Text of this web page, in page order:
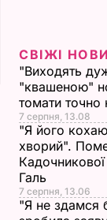
СВІЖІ
"Виходять
"квашеною"
томати
7 серпня, 13.08
"Я його
хворий".
Галь
7 серпня, 13.06
"Я не здамся